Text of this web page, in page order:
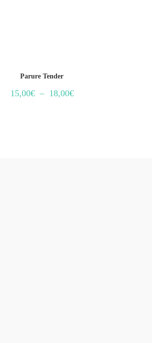
Parure Tender
15,00€ – 18,00€